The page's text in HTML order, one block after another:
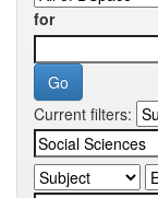
for
Current filters: